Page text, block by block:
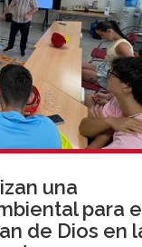
una
para
de Dios en